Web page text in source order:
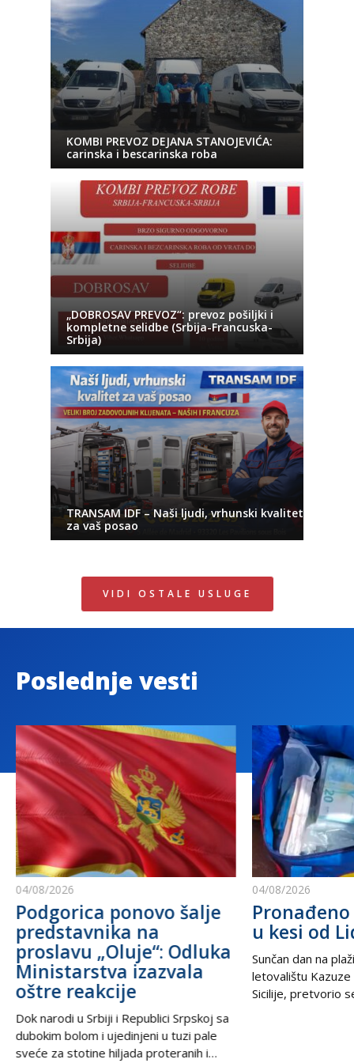
KOMBI PREVOZ DEJANA STANOJEVIĆA:
carinska i bescarinska roba
„DOBROSAV PREVOZ“: prevoz pošiljki i
kompletne selidbe (Srbija-Francuska-
Srbija)
TRANSAM IDF – Naši ljudi, vrhunski kvalitet
za vaš posao
VIDI OSTALE USLUGE
Poslednje vesti
04/08/2026
Podgorica ponovo šalje
predstavnika na
proslavu „Oluje“: Odluka
Ministarstva izazvala
oštre reakcije
Dok narodi u Srbiji i Republici Srpskoj sa
dubokim bolom i ujedinjeni u tuzi pale
sveće za stotine hiljada proteranih i
04/08/2026
Pronađeno
u kesi od
Sunčan dan na
letovalištu Kazuze
Sicilije, pretvorio